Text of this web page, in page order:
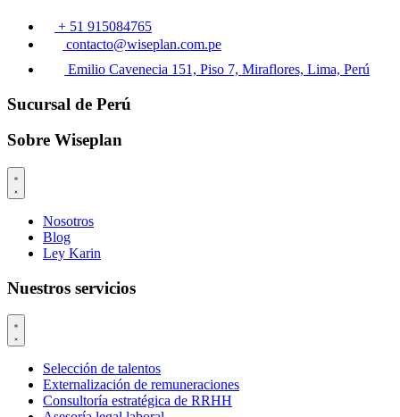
+ 51 915084765
contacto@wiseplan.com.pe
Emilio Cavenecia 151, Piso 7, Miraflores, Lima, Perú
Sucursal de Perú
Sobre Wiseplan
Nosotros
Blog
Ley Karin
Nuestros servicios
Selección de talentos
Externalización de remuneraciones
Consultoría estratégica de RRHH